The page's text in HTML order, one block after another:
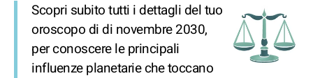
Scopri subito tutti i dettagli del tuo
oroscopo di di novembre 2030,
per conoscere le principali
influenze planetarie che toccano